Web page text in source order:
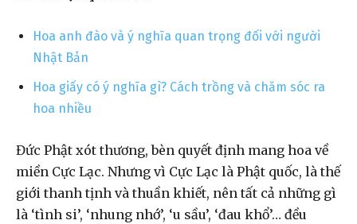
Hoa anh đào và ý nghĩa quan trọng đối với người
Nhật Bản
Hoa giấy có ý nghĩa gì? Cách trồng và chăm sóc ra
hoa nhiều
Đức Phật xót thương, bèn quyết định mang hoa về
miền Cực Lạc. Nhưng vì Cực Lạc là Phật quốc, là thế
giới thanh tịnh và thuần khiết, nên tất cả những gì
là ‘tình si’, ‘nhung nhớ’, ‘u sầu’, ‘đau khổ’… đều